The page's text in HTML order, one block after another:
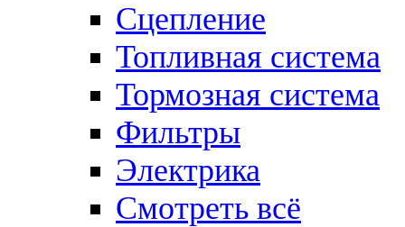
Сцепление
Топливная система
Тормозная система
Фильтры
Электрика
Смотреть всё